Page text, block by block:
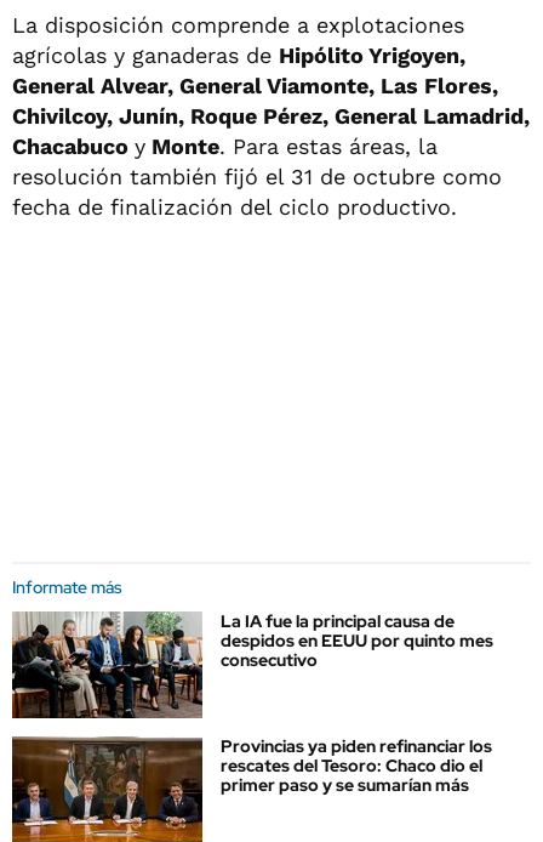
La disposición comprende a explotaciones
agrícolas y ganaderas de Hipólito Yrigoyen,
General Alvear, General Viamonte, Las Flores,
Chivilcoy, Junín, Roque Pérez, General Lamadrid,
Chacabuco y Monte. Para estas áreas, la
resolución también fijó el 31 de octubre como
fecha de finalización del ciclo productivo.
Informate más
La IA fue la principal causa de
despidos en EEUU por quinto mes
consecutivo
Provincias ya piden refinanciar los
rescates del Tesoro: Chaco dio el
primer paso y se sumarían más